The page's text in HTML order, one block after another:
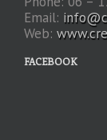
Email:
Web:
FACEBOOK